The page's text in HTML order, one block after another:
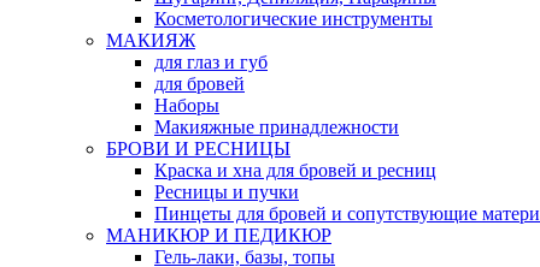
Косметологические инструменты
МАКИЯЖ
для глаз и губ
для бровей
Наборы
Макияжные принадлежности
БРОВИ И РЕСНИЦЫ
Краска и хна для бровей и ресниц
Ресницы и пучки
Пинцеты для бровей и сопутствующие
МАНИКЮР И ПЕДИКЮР
Гель-лаки, базы, топы